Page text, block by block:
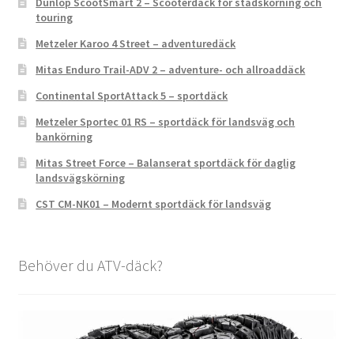
touring
Metzeler Karoo 4 Street – adventuredäck
Mitas Enduro Trail-ADV 2 – adventure- och allroaddäck
Continental SportAttack 5 – sportdäck
Metzeler Sportec 01 RS – sportdäck för landsväg och
bankörning
Mitas Street Force – Balanserat sportdäck för daglig
landsvägskörning
CST CM-NK01 – Modernt sportdäck för landsväg
Behöver du ATV-däck?